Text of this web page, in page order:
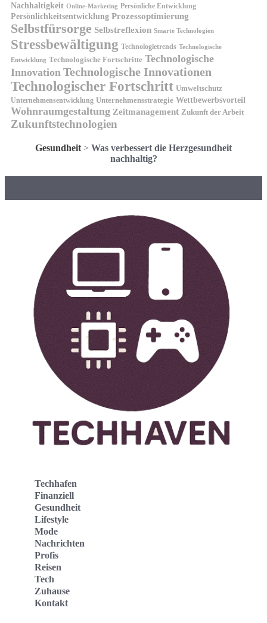
Nachhaltigkeit Online-Marketing Persönliche Entwicklung
Persönlichkeitsentwicklung Prozessoptimierung
Selbstfürsorge Selbstreflexion Smarte Technologien
Stressbewältigung Technologietrends Technologische
Entwicklung Technologische Fortschritte Technologische
Innovation Technologische Innovationen
Technologischer Fortschritt Umweltschutz
Unternehmensentwicklung Unternehmensstrategie Wettbewerbsvorteil
Wohnraumgestaltung Zeitmanagement Zukunft der Arbeit
Zukunftstechnologien
Gesundheit > Was verbessert die Herzgesundheit
nachhaltig?
Techhafen
Finanziell
Gesundheit
Lifestyle
Mode
Nachrichten
Profis
Reisen
Tech
Zuhause
Kontakt